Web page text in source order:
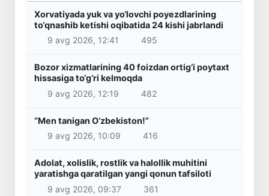
Xorvatiyada yuk va yo‘lovchi poyezdlarining
to‘qnashib ketishi oqibatida 24 kishi jabrlandi
9 avg 2026, 12:41
495
Bozor xizmatlarining 40 foizdan ortig‘i poytaxt
hissasiga to‘g‘ri kelmoqda
9 avg 2026, 12:19
482
“Men tanigan O‘zbekiston!”
9 avg 2026, 10:09
416
Adolat, xolislik, rostlik va halollik muhitini
yaratishga qaratilgan yangi qonun tafsiloti
9 avg 2026, 09:37
361